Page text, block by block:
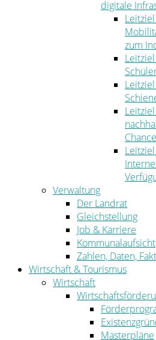
digitale
zum
Verwaltung
Der Landrat
Gleichstellung
Job & Karriere
Kommunalaufsicht
Zahlen, Daten,
Wirtschaft & Tourismus
Wirtschaft
Masterpläne